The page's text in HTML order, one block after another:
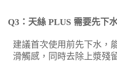
Q3：天絲 PLUS 需要先下
建議首次使用前先下水，
滑觸感，同時去除上漿殘